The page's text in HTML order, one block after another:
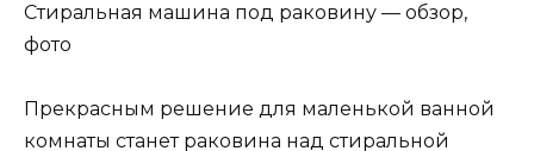
Стиральная машина под раковину — обзор,
фото
Прекрасным решение для маленькой ванной
комнаты станет раковина над стиральной